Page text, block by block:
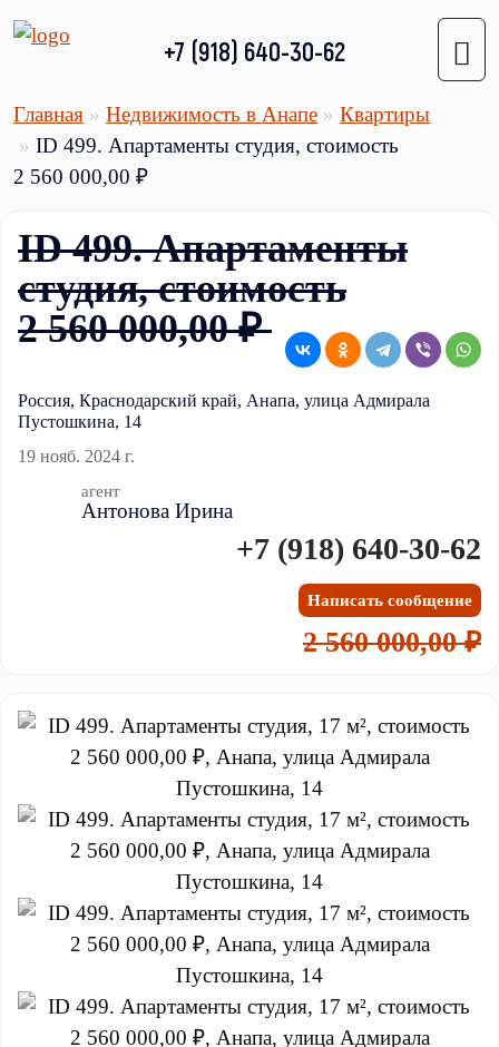
+7 (918) 640-30-62
Главная Недвижимость в Анапе
Квартиры
ID 499. Апартаменты cтудия, стоимость
2 560 000,00 ₽
ID 499. Апартаменты
cтудия, стоимость
2 560 000,00 ₽
Россия, Краснодарский край, Анапа, улица Адмирала
Пустошкина, 14
19 нояб. 2024 г.
агент
Антонова Ирина
+7 (918) 640-30-62
Написать сообщение
2 560 000,00 ₽